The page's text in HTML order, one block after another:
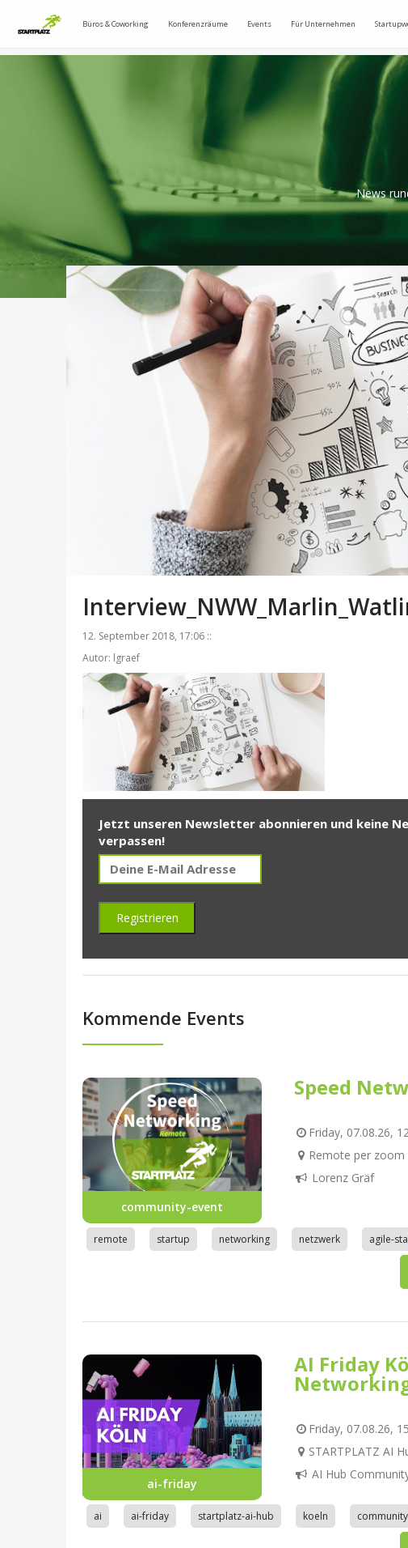
Büros & Coworking Konferenzräume Events Für Unternehmen
News
12. September 2018, 17:06 ::
Autor: lgraef
Jetzt unseren Newsletter abonnieren und keine
verpassen!
Kommende Events
community-event
Speed
Friday, 07.08.26,
Remote per zoom
Lorenz Gräf
remote startup networking netzwerk agile-
ai-friday
AI Friday
Friday, 07.08.26,
STARTPLATZ AI
AI Hub
ai ai-friday startplatz-ai-hub koeln community